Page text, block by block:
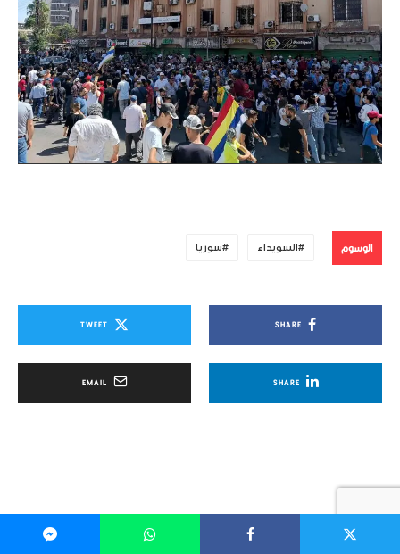
الوسوم السويداء سوريا
SHARE
TWEET
SHARE
EMAIL